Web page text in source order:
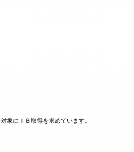
にＩＢ取得を求めています。